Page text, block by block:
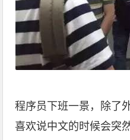
程序员下班一景，除了
喜欢说中文的时候会突